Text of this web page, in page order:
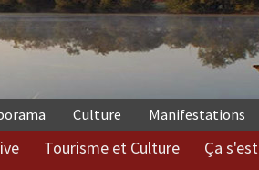
Culture Manifestations
Tourisme et Culture
Ça